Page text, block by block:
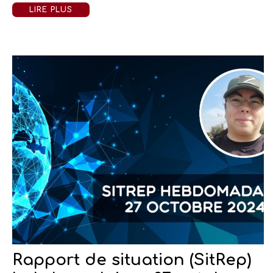
LIRE PLUS
Rapport de situation (SitRep)